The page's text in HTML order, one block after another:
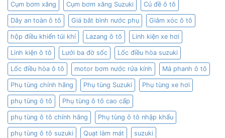
Cụm bơm xăng Cụm bơm xăng Suzuki Củ đề ô tô
Dây an toàn ô tô Giá bắt bình nước phụ Giảm xóc ô tô
hộp điều khiển túi khí Lazang ô tô Linh kiện xe hơi
Linh kiện ô tô Lưới ba đờ sốc Lốc điều hòa suzuki
Lốc điều hòa ô tô motor bơm nước rửa kính Má phanh ô tô
Phụ tùng chính hãng Phụ tùng Suzuki Phụ tùng xe hơi
phụ tùng ô tô Phụ tùng ô tô cao cấp
phụ tùng ô tô chính hãng Phụ tùng ô tô nhập khẩu
phụ tùng ô tô suzuki Quạt làm mát suzuki